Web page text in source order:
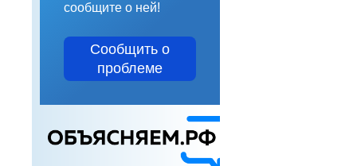
сообщите о ней!
Сообщить о
проблеме